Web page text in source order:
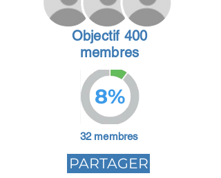
Objectif 400
membres
8%
32 membres
PARTAGER